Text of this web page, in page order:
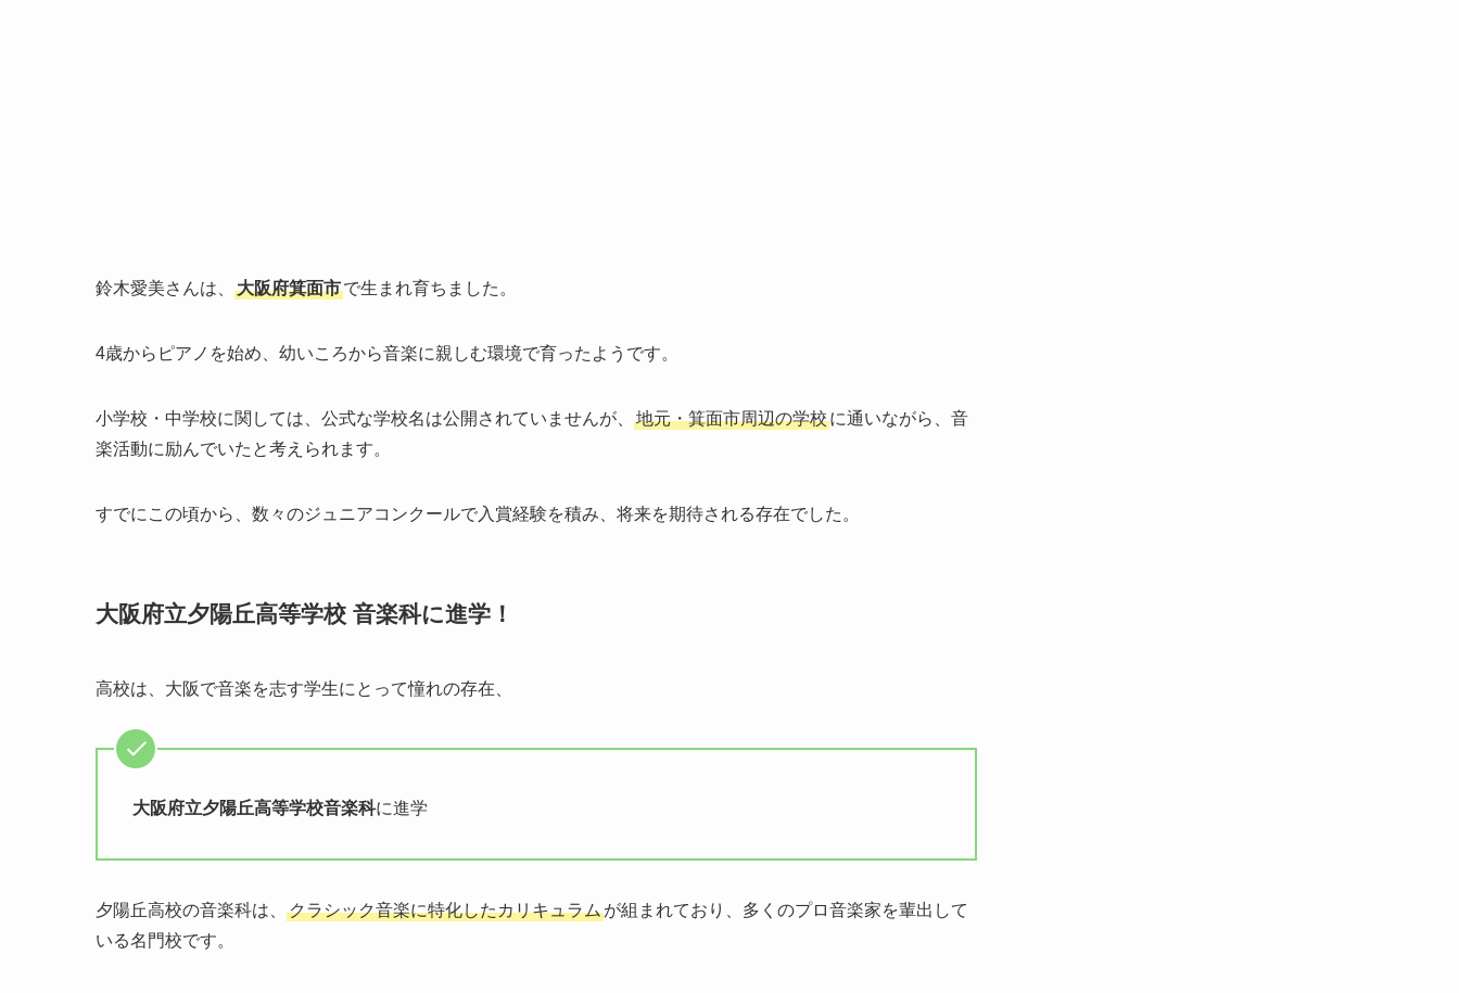
鈴木愛美さんは、 大阪府箕面市で生まれ育ちました。
4歳からピアノを始め、幼いころから音楽に親しむ環境で育ったようです。
小学校・中学校に関しては、公式な学校名は公開されていませんが、 地元・箕面市周辺の学校に通いながら、音
楽活動に励んでいたと考えられます。
すでにこの頃から、数々のジュニアコンクールで入賞経験を積み、将来を期待される存在でした。
大阪府立夕陽丘高等学校 音楽科に進学！
高校は、大阪で音楽を志す学生にとって憧れの存在、
大阪府立夕陽丘高等学校音楽科に進学
夕陽丘高校の音楽科は、 クラシック音楽に特化したカリキュラムが組まれており、多くのプロ音楽家を輩出して
いる名門校です。